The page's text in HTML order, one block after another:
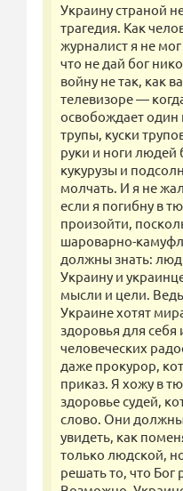
Украину страной
трагедия. Как
журналист я не
что не дай бог
войну не так, как
телевизоре —
освобождает один
трупы, куски
руки и ноги
кукурузы и
молчать. И я не
если я погибну в
произойти,
шароварно-
должны знать:
Украину и
мысли и цели.
Украине хотят
здоровья для
человеческих
даже прокурор,
приказ. Я хожу в
здоровье судей,
слово. Они
увидеть, как
только людской,
решать то, что Бог